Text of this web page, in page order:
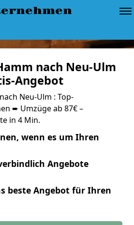
nach Neu-Ulm
Angebot
Neu-Ulm : Top-
➨ Umzüge ab 87€ –
in 4 Min.
wenn es um Ihren
Angebote
beste Angebot für Ihren